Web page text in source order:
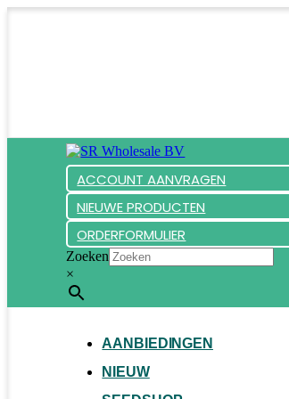
ACCOUNT AANVRAGEN
NIEUWE PRODUCTEN
ORDERFORMULIER
Zoeken
×
AANBIEDINGEN
NIEUW